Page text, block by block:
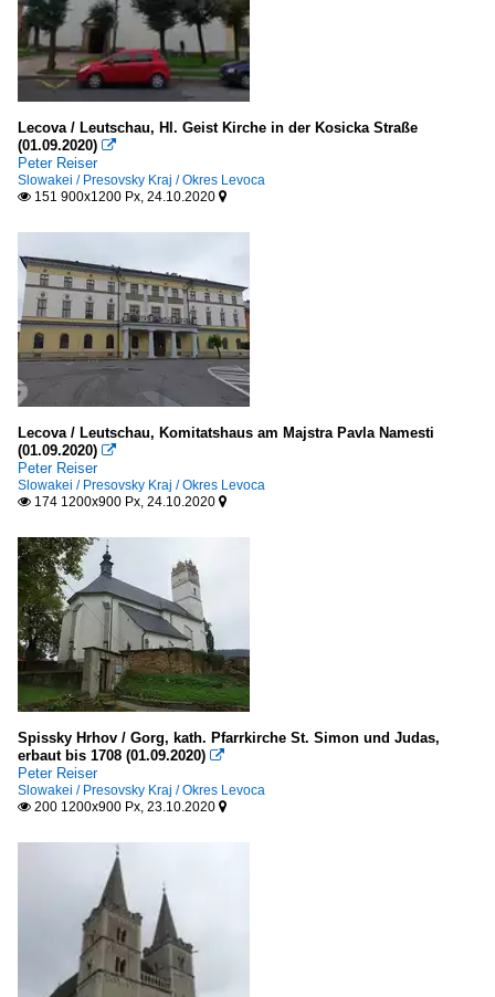
Lecova / Leutschau, Hl. Geist Kirche in der Kosicka Straße
(01.09.2020) 
Peter Reiser
Slowakei / Presovsky Kraj / Okres Levoca
 151 900x1200 Px, 24.10.2020 
Lecova / Leutschau, Komitatshaus am Majstra Pavla Namesti
(01.09.2020) 
Peter Reiser
Slowakei / Presovsky Kraj / Okres Levoca
 174 1200x900 Px, 24.10.2020 
Spissky Hrhov / Gorg, kath. Pfarrkirche St. Simon und Judas,
erbaut bis 1708 (01.09.2020) 
Peter Reiser
Slowakei / Presovsky Kraj / Okres Levoca
 200 1200x900 Px, 23.10.2020 